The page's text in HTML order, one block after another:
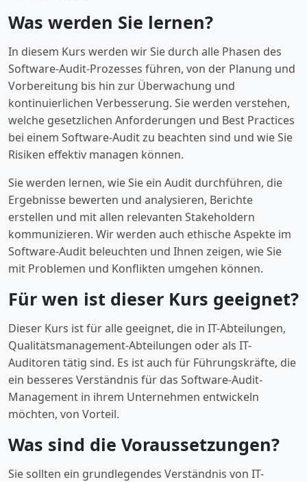
Was werden Sie lernen?
In diesem Kurs werden wir Sie durch alle Phasen des
Software-Audit-Prozesses führen, von der Planung und
Vorbereitung bis hin zur Überwachung und
kontinuierlichen Verbesserung. Sie werden verstehen,
welche gesetzlichen Anforderungen und Best Practices
bei einem Software-Audit zu beachten sind und wie Sie
Risiken effektiv managen können.
Sie werden lernen, wie Sie ein Audit durchführen, die
Ergebnisse bewerten und analysieren, Berichte
erstellen und mit allen relevanten Stakeholdern
kommunizieren. Wir werden auch ethische Aspekte im
Software-Audit beleuchten und Ihnen zeigen, wie Sie
mit Problemen und Konflikten umgehen können.
Für wen ist dieser Kurs geeignet?
Dieser Kurs ist für alle geeignet, die in IT-Abteilungen,
Qualitätsmanagement-Abteilungen oder als IT-
Auditoren tätig sind. Es ist auch für Führungskräfte, die
ein besseres Verständnis für das Software-Audit-
Management in ihrem Unternehmen entwickeln
möchten, von Vorteil.
Was sind die Voraussetzungen?
Sie sollten ein grundlegendes Verständnis von IT-